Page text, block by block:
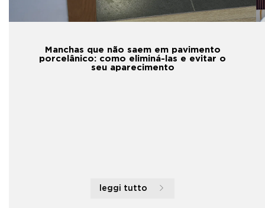
Manchas que não saem em pavimento
porcelânico: como eliminá-las e evitar o
seu aparecimento
leggi tutto